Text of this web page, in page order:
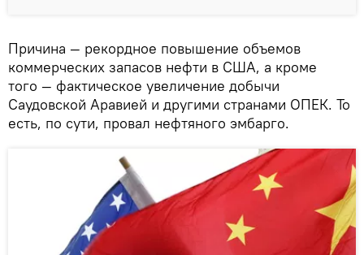
Причина — рекордное повышение объемов
коммерческих запасов нефти в США, а кроме
того — фактическое увеличение добычи
Саудовской Аравией и другими странами ОПЕК. То
есть, по сути, провал нефтяного эмбарго.